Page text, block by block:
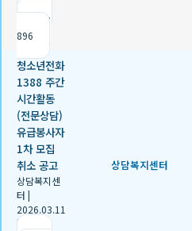
조회
896
청소년전화
1388 주간
시간활동
(전문상담)
유급봉사자
1차 모집
취소 공고
상담복지센
터 |
2026.03.11
|
상담복지센터